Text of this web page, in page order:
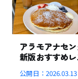
アラモアナセ
新版おすすめ
公開日：2026.03.13